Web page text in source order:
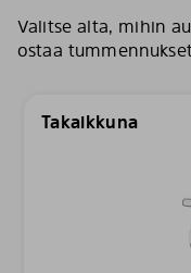
Valitse alta, mihin
ostaa
Takaikkuna